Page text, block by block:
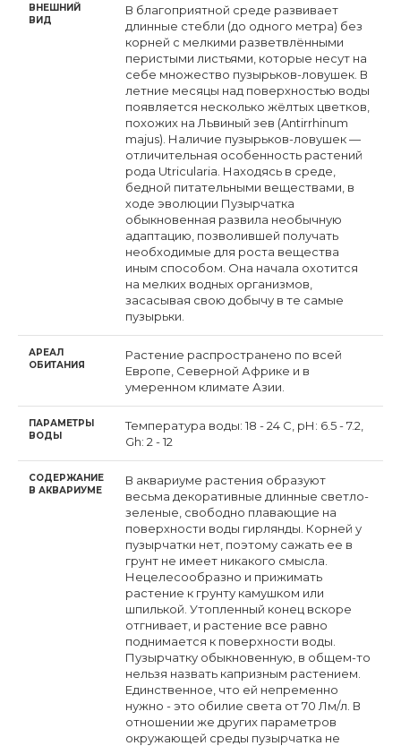
ВНЕШНИЙ
ВИД
В благоприятной среде развивает
длинные стебли (до одного метра) без
корней с мелкими разветвлёнными
перистыми листьями, которые несут на
себе множество пузырьков-ловушек. В
летние месяцы над поверхностью воды
появляется несколько жёлтых цветков,
похожих на Львиный зев (Antirrhinum
majus). Наличие пузырьков-ловушек —
отличительная особенность растений
рода Utricularia. Находясь в среде,
бедной питательными веществами, в
ходе эволюции Пузырчатка
обыкновенная развила необычную
адаптацию, позволившей получать
необходимые для роста вещества
иным способом. Она начала охотится
на мелких водных организмов,
засасывая свою добычу в те самые
пузырьки.
АРЕАЛ
ОБИТАНИЯ
Растение распространено по всей
Европе, Северной Африке и в
умеренном климате Азии.
ПАРАМЕТРЫ
ВОДЫ
Температура воды: 18 - 24 С, рН: 6.5 - 7.2,
Gh: 2 - 12
СОДЕРЖАНИЕ
В АКВАРИУМЕ
В аквариуме растения образуют
весьма декоративные длинные светло-
зеленые, свободно плавающие на
поверхности воды гирлянды. Корней у
пузырчатки нет, поэтому сажать ее в
грунт не имеет никакого смысла.
Нецелесообразно и прижимать
растение к грунту камушком или
шпилькой. Утопленный конец вскоре
отгнивает, и растение все равно
поднимается к поверхности воды.
Пузырчатку обыкновенную, в общем-то
нельзя назвать капризным растением.
Единственное, что ей непременно
нужно - это обилие света от 70 Лм/л. В
отношении же других параметров
окружающей среды пузырчатка не